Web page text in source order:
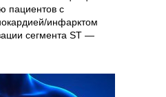
пациентов с
инфарктом
сегмента ST —